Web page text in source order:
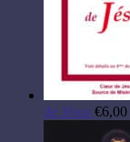
de Jésus €6,00